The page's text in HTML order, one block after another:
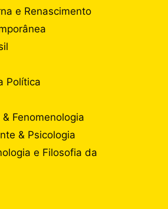
e Renascimento
Política
Fenomenologia
& Psicologia
e Filosofia da